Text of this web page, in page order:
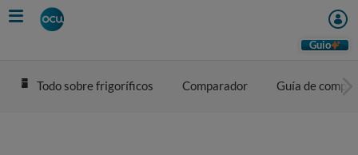
Skip
to
Guio
Todo sobre frigoríficos Comparador Guía de compra